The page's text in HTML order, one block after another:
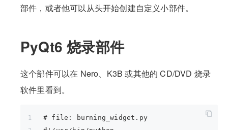
部件，或者他可以从头开始创建自定义小部件。
PyQt6 烧录部件
这个部件可以在 Nero、K3B 或其他的 CD/DVD 烧录
软件里看到。
# file: burning_widget.py